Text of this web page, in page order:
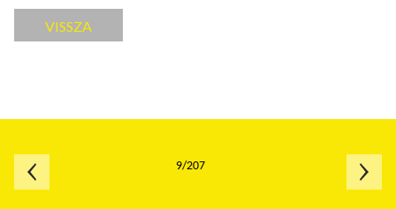
VISSZA
9/207